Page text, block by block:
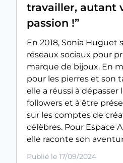
travailler, autant
passion !”
En 2018, Sonia Huguet
réseaux sociaux pour
marque de bijoux. En
pour les pierres et son
elle a réussi à dépasser
followers et à être
sur les comptes de
célèbres. Pour Espace
elle raconte son
Publié le 17/09/2024